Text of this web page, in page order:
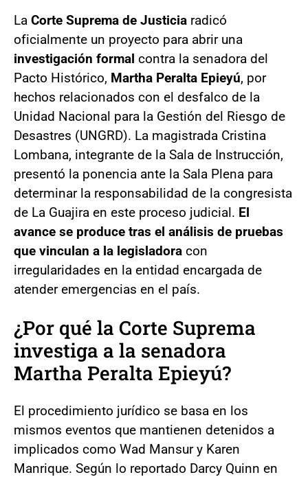
La Corte Suprema de Justicia radicó
oficialmente un proyecto para abrir una
investigación formal contra la senadora del
Pacto Histórico, Martha Peralta Epieyú, por
hechos relacionados con el desfalco de la
Unidad Nacional para la Gestión del Riesgo de
Desastres (UNGRD). La magistrada Cristina
Lombana, integrante de la Sala de Instrucción,
presentó la ponencia ante la Sala Plena para
determinar la responsabilidad de la congresista
de La Guajira en este proceso judicial. El
avance se produce tras el análisis de pruebas
que vinculan a la legisladora con
irregularidades en la entidad encargada de
atender emergencias en el país.
¿Por qué la Corte Suprema
investiga a la senadora
Martha Peralta Epieyú?
El procedimiento jurídico se basa en los
mismos eventos que mantienen detenidos a
implicados como Wad Mansur y Karen
Manrique. Según lo reportado Darcy Quinn en